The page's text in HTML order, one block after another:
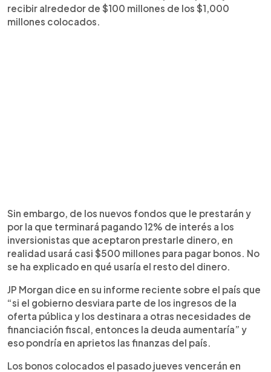
recibir alrededor de $100 millones de los $1,000
millones colocados.
Sin embargo, de los nuevos fondos que le prestarán y
por la que terminará pagando 12% de interés a los
inversionistas que aceptaron prestarle dinero, en
realidad usará casi $500 millones para pagar bonos. No
se ha explicado en qué usaría el resto del dinero.
JP Morgan dice en su informe reciente sobre el país que
“si el gobierno desviara parte de los ingresos de la
oferta pública y los destinara a otras necesidades de
financiación fiscal, entonces la deuda aumentaría” y
eso pondría en aprietos las finanzas del país.
Los bonos colocados el pasado jueves vencerán en